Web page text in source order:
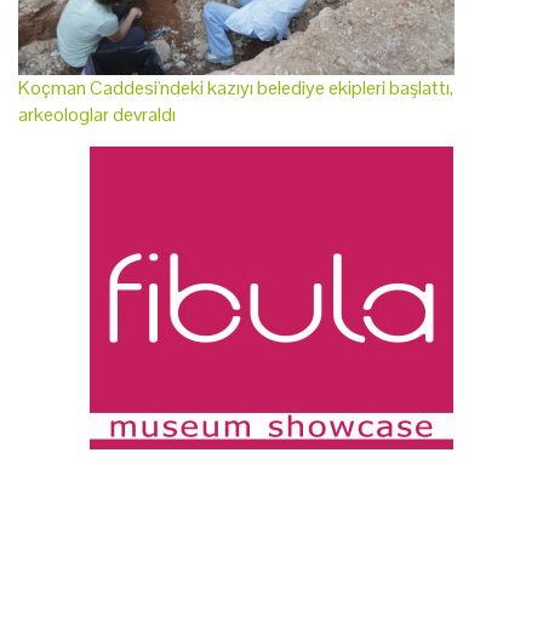
Koçman Caddesi'ndeki kazıyı belediye ekipleri başlattı,
arkeologlar devraldı